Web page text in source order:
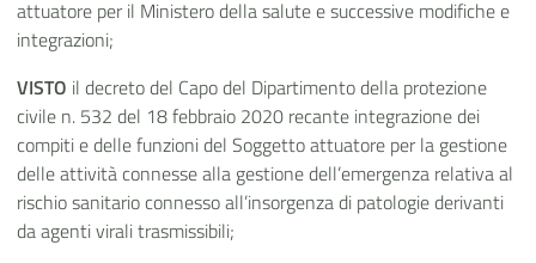
attuatore per il Ministero della salute e successive modifiche e
integrazioni;
VISTO il decreto del Capo del Dipartimento della protezione
civile n. 532 del 18 febbraio 2020 recante integrazione dei
compiti e delle funzioni del Soggetto attuatore per la gestione
delle attività connesse alla gestione dell’emergenza relativa al
rischio sanitario connesso all’insorgenza di patologie derivanti
da agenti virali trasmissibili;